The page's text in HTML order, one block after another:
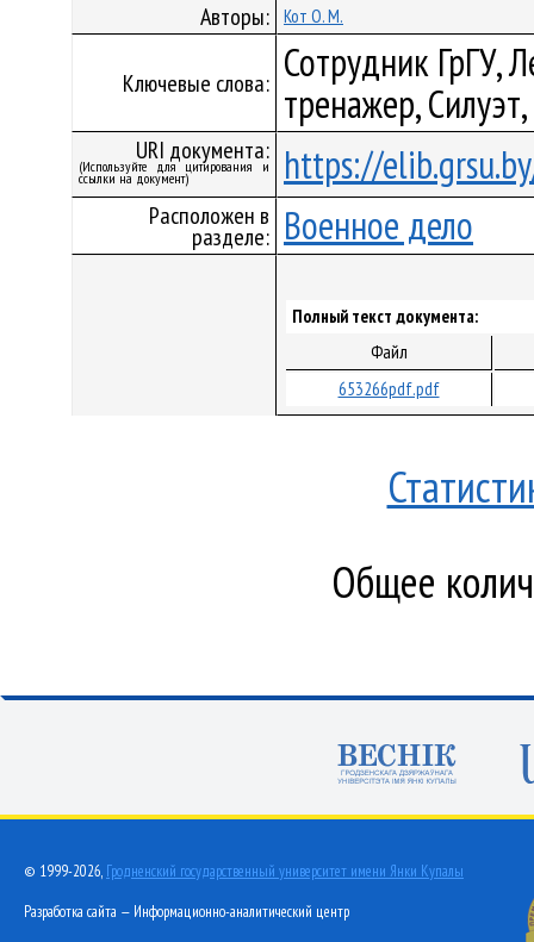
Авторы: Кот О. М.
Ключевые слова: Сотрудник ГрГУ,
тренажер,
URI документа:
(Используйте для цитирования и
ссылки на документ) https://
Расположен в
разделе: Военное дело
Полный текст документа:
Файл
653266pdf.pdf
Общее
© 1999-2026, Гродненский государственный университет имени Янки Купалы
Разработка сайта — Информационно-аналитический центр